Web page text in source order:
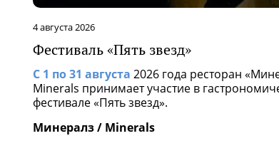
4 августа 2026
Фестиваль «Пять звезд»
С 1 по 31 августа 2026 года ресторан
Minerals принимает участие в
фестивале «Пять звезд».
Минералз / Minerals